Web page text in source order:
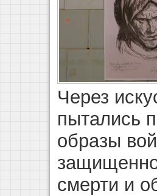
Через
пытались
образы
смерти и